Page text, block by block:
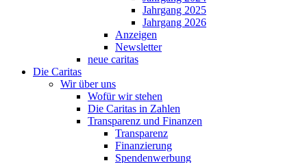
Jahrgang 2025
Jahrgang 2026
Anzeigen
Newsletter
neue caritas
Die Caritas
Wir über uns
Wofür wir stehen
Die Caritas in Zahlen
Transparenz und Finanzen
Transparenz
Finanzierung
Spendenwerbung